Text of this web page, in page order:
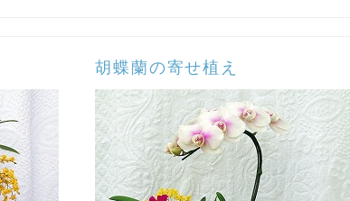
胡蝶蘭の寄せ植え